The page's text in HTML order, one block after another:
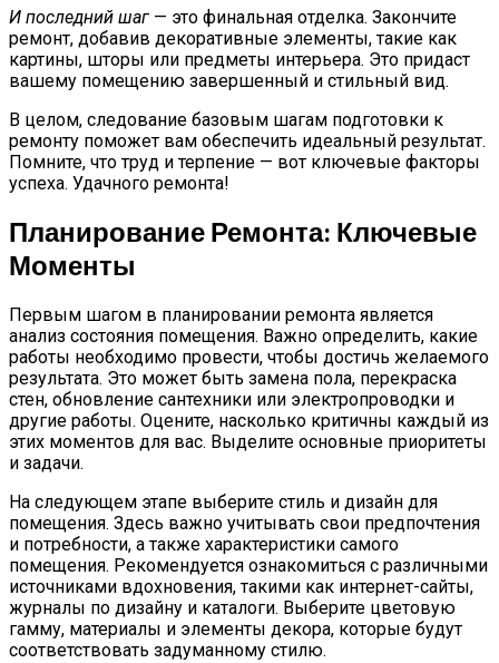
И последний шаг — это финальная отделка. Закончите
ремонт, добавив декоративные элементы, такие как
картины, шторы или предметы интерьера. Это придаст
вашему помещению завершенный и стильный вид.
В целом, следование базовым шагам подготовки к
ремонту поможет вам обеспечить идеальный результат.
Помните, что труд и терпение — вот ключевые факторы
успеха. Удачного ремонта!
Планирование Ремонта: Ключевые
Моменты
Первым шагом в планировании ремонта является
анализ состояния помещения. Важно определить, какие
работы необходимо провести, чтобы достичь желаемого
результата. Это может быть замена пола, перекраска
стен, обновление сантехники или электропроводки и
другие работы. Оцените, насколько критичны каждый из
этих моментов для вас. Выделите основные приоритеты
и задачи.
На следующем этапе выберите стиль и дизайн для
помещения. Здесь важно учитывать свои предпочтения
и потребности, а также характеристики самого
помещения. Рекомендуется ознакомиться с различными
источниками вдохновения, такими как интернет-сайты,
журналы по дизайну и каталоги. Выберите цветовую
гамму, материалы и элементы декора, которые будут
соответствовать задуманному стилю.